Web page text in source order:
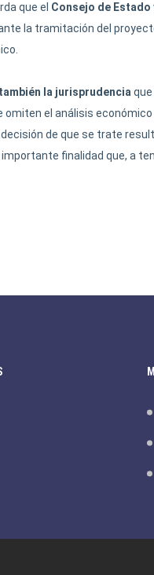
que el Consejo de Estado
la tramitación del
la jurisprudencia
omiten el análisis
de que se trate
finalidad que, a